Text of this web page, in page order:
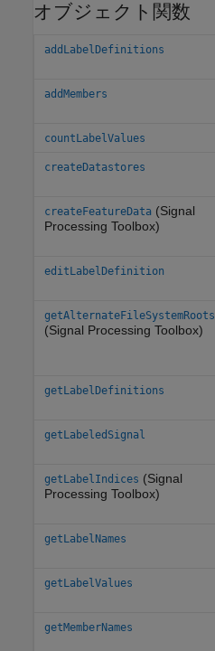
オブジェクト関数
addLabelDefinitions
addMembers
countLabelValues
createDatastores
createFeatureData(Signal
Processing Toolbox)
editLabelDefinition
getAlternateFileSystemRoots
(Signal Processing Toolbox)
getLabelDefinitions
getLabeledSignal
getLabelIndices (Signal
Processing Toolbox)
getLabelNames
getLabelValues
getMemberNames